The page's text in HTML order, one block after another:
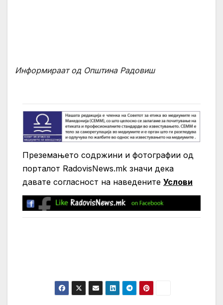
Информираат од Општина Радовиш
Преземањето содржини и фотографии од
порталот RadovisNews.mk значи дека
давате согласност на нaведените Услови